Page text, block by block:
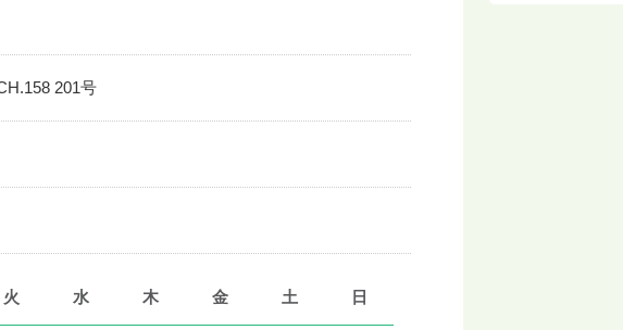
201号
火 水 木 金 土 日